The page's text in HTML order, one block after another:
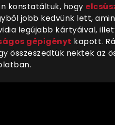
konstatáltuk, hogy
jobb kedvünk lett,
legújabb kártyáival,
gépigényt kapott.
összeszedtük nektek az